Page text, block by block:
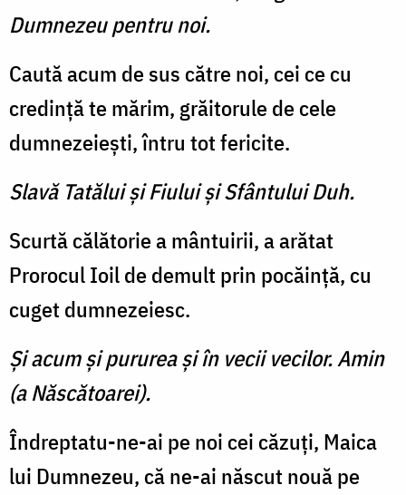
Dumnezeu pentru noi.
Caută acum de sus către noi, cei ce cu
credinţă te mărim, grăitorule de cele
dumnezeieşti, întru tot fericite.
Slavă Tatălui şi Fiului şi Sfântului Duh.
Scurtă călătorie a mântuirii, a arătat
Prorocul Ioil de demult prin pocăinţă, cu
cuget dumnezeiesc.
Şi acum şi pururea şi în vecii vecilor. Amin
(a Născătoarei).
Îndreptatu-ne-ai pe noi cei căzuţi, Maica
lui Dumnezeu, că ne-ai născut nouă pe